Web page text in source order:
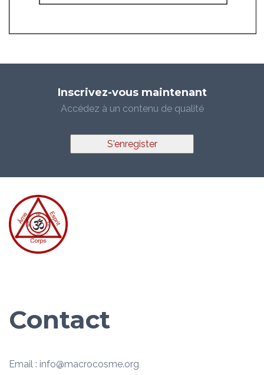
Inscrivez-vous maintenant
Accédez à un contenu de qualité
S'enregister
Contact
Email : info@macrocosme.org